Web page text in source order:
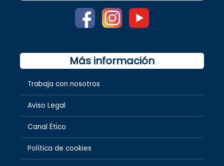
Más información
Trabaja con nosotros
Aviso Legal
Canal Ético
Política de cookies